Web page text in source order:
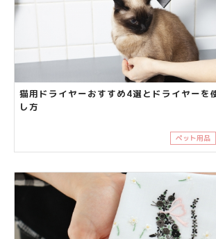
猫用ドライヤーおすすめ4選とドライヤーを
し方
ペット用品